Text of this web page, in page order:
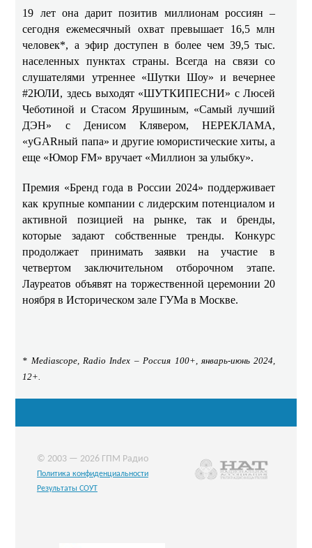
19 лет она дарит позитив миллионам россиян –
сегодня ежемесячный охват превышает 16,5 млн
человек*, а эфир доступен в более чем 39,5 тыс.
населенных пунктах страны. Всегда на связи со
слушателями утреннее «Шутки Шоу» и вечернее
#2ЮЛИ, здесь выходят «ШУТКИПЕСНИ» с Люсей
Чеботиной и Стасом Ярушиным, «Самый лучший
ДЭН» с Денисом Клявером, НЕРЕКЛАМА,
«уGARный папа» и другие юмористические хиты, а
еще «Юмор FM» вручает «Миллион за улыбку».
Премия «Бренд года в России 2024» поддерживает
как крупные компании с лидерским потенциалом и
активной позицией на рынке, так и бренды,
которые задают собственные тренды. Конкурс
продолжает принимать заявки на участие в
четвертом заключительном отборочном этапе.
Лауреатов объявят на торжественной церемонии 20
ноября в Историческом зале ГУМа в Москве.
* Mediascope, Radio Index –Россия 100+,январь-июнь2024,
12+.
© 2003 — 2026 ГПМ Радио
Политика конфиденциальности
Результаты СОУТ